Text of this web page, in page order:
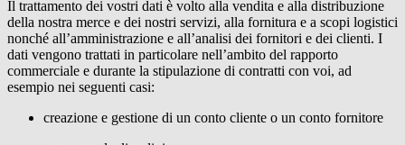
Il trattamento dei vostri dati è volto alla vendita e alla distribuzione
della nostra merce e dei nostri servizi, alla fornitura e a scopi logistici
nonché all’amministrazione e all’analisi dei fornitori e dei clienti. I
dati vengono trattati in particolare nell’ambito del rapporto
commerciale e durante la stipulazione di contratti con voi, ad
esempio nei seguenti casi:
creazione e gestione di un conto cliente o un conto fornitore